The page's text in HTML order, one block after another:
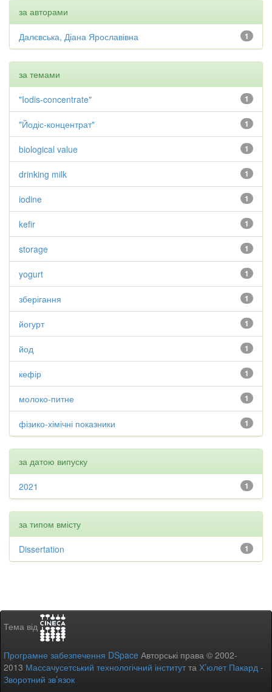
за авторами
1
Далєвська, Діана Ярославівна
за темами
1
"Iodis-concentrate"
1
"Йодіс-концентрат"
1
biological value
1
drinking milk
1
iodine
1
kefir
1
storage
1
yogurt
1
зберігання
1
йогурт
1
йод
1
кефір
1
молоко-питне
1
фізико-хімічні показники
за датою випуску
1
2021
за типом вмісту
1
Dissertation
Тема від
Програмне забезпечення DSpace Авторські права © 2002-
2013 Массачусетський технологічний інститутта Х’юлет Пакард -
Зворотний зв’язок